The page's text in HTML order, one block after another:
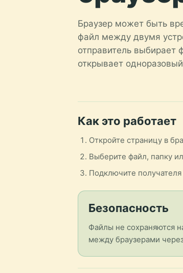
Браузер может быть
файл между двумя
отправитель выбирает
открывает
Как это работает
Откройте страницу в
Выберите файл, папку
Подключите
Безопасность
Файлы не сохраняются
между браузерами